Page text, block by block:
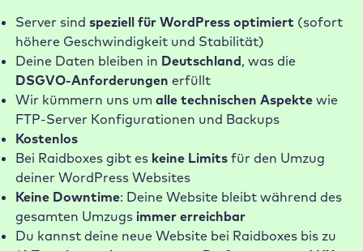
Server sind speziell für WordPress optimiert (sofort
höhere Geschwindigkeit und Stabilität)
Deine Daten bleiben in Deutschland, was die
DSGVO-Anforderungen erfüllt
Wir kümmern uns um alle technischen Aspektewie
FTP-Server Konfigurationen und Backups
Kostenlos
Bei Raidboxes gibt es keine Limitsfür den Umzug
deiner WordPress Websites
Keine Downtime: Deine Website bleibt während des
gesamten Umzugs immer erreichbar
Du kannst deine neue Website bei Raidboxes bis zu